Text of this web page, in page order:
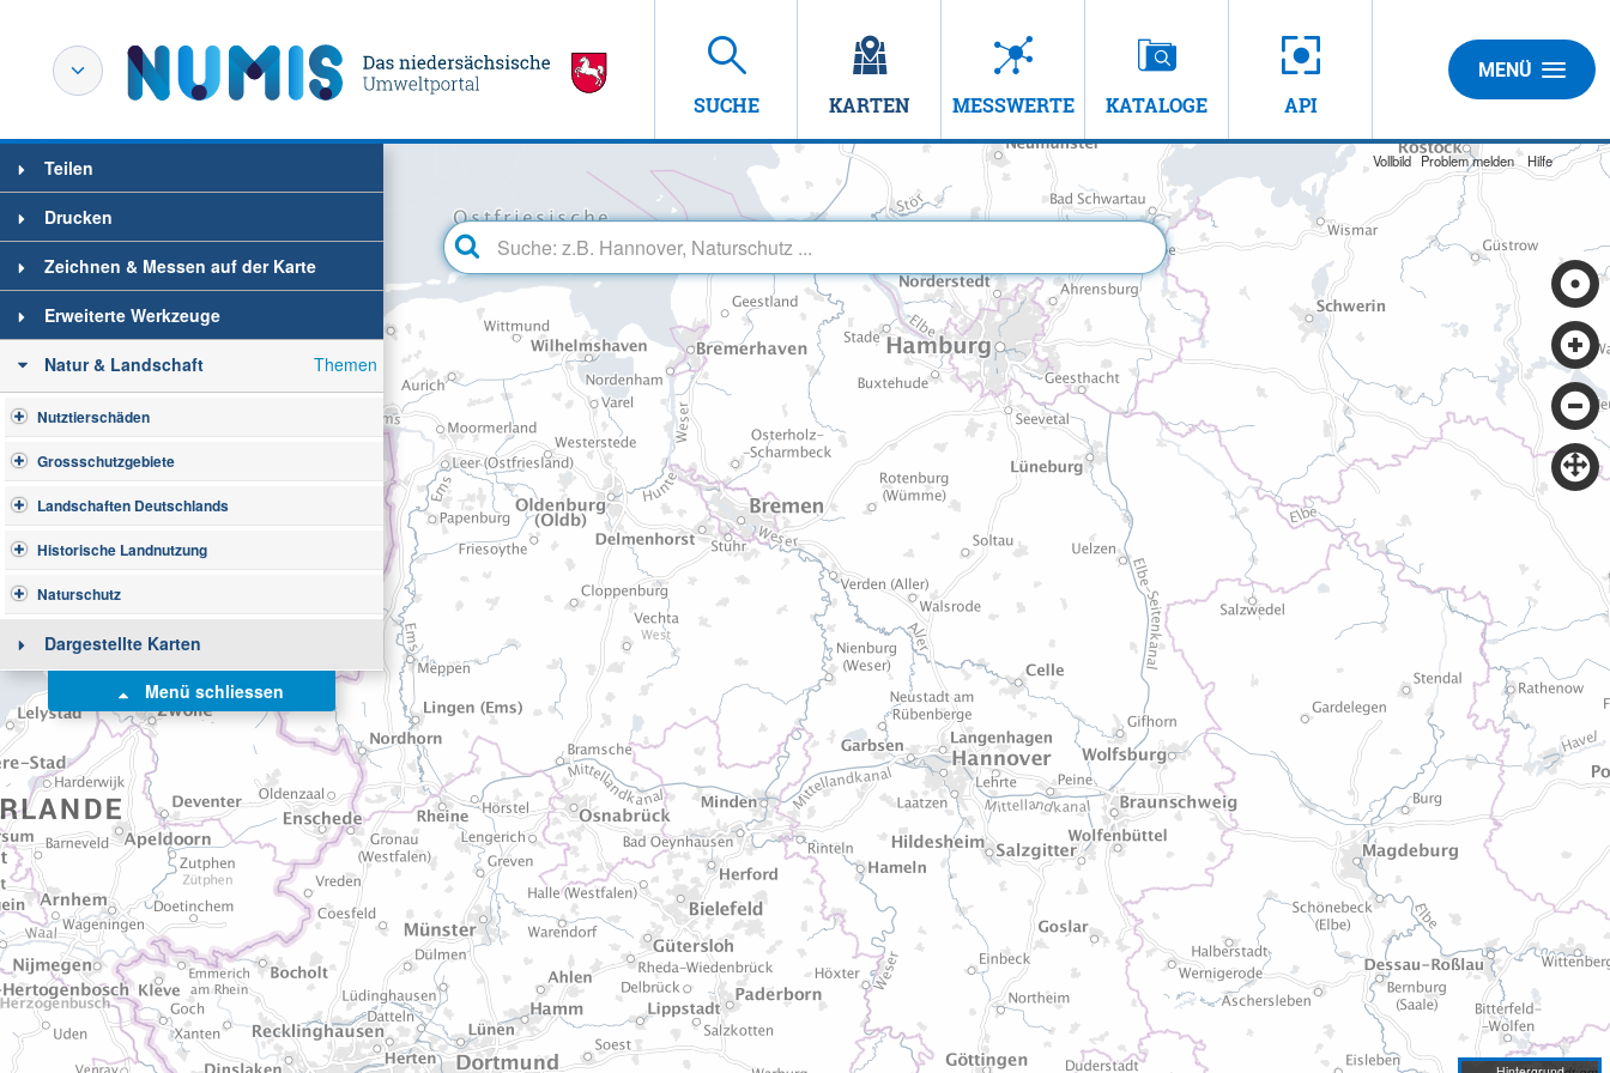
SUCHE KARTEN MESSWERTE KATALOGE API
MENÜ